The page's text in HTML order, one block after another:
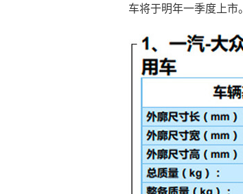
车将于明年一季度上市。